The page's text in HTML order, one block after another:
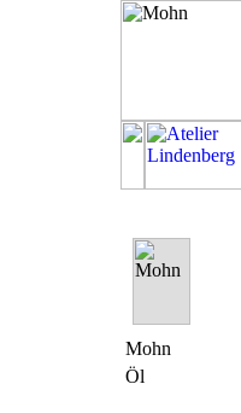
Mohn
Öl